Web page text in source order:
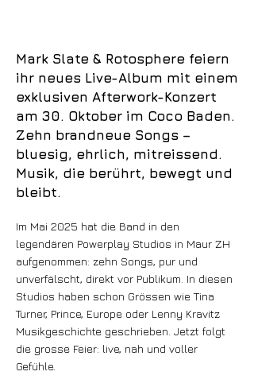
Mark Slate & Rotosphere feiern
ihr neues Live-Album mit einem
exklusiven Afterwork-Konzert
am 30. Oktober im Coco Baden.
Zehn brandneue Songs –
bluesig, ehrlich, mitreissend.
Musik, die berührt, bewegt und
bleibt.
Im Mai 2025 hat die Band in den
legendären Powerplay Studios in Maur ZH
aufgenommen: zehn Songs, pur und
unverfälscht, direkt vor Publikum. In diesen
Studios haben schon Grössen wie Tina
Turner, Prince, Europe oder Lenny Kravitz
Musikgeschichte geschrieben. Jetzt folgt
die grosse Feier: live, nah und voller
Gefühle.